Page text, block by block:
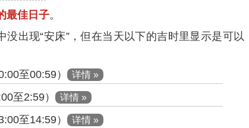
最佳日子。
没出现“安床”，但在当天以下的吉时里显示是可以
至00:59）
详情 »
至2:59） 详情 »
至14:59） 详情 »